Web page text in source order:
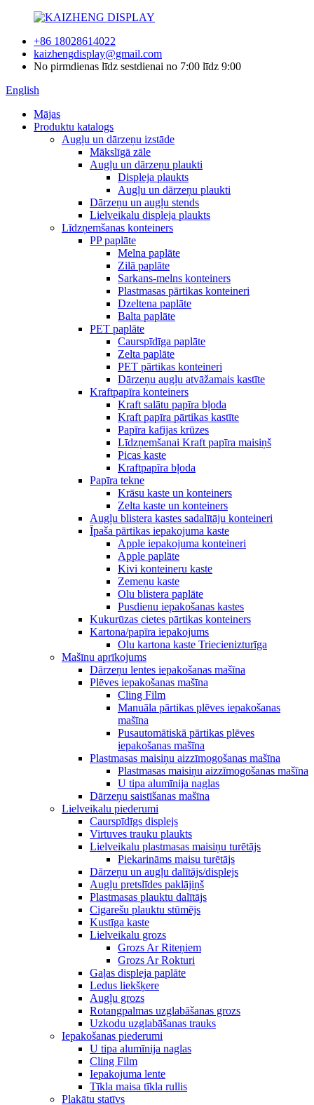
+86 18028614022
kaizhengdisplay@gmail.com
No pirmdienas līdz sestdienai no 7:00 līdz 9:00
English
Mājas
Produktu katalogs
Augļu un dārzeņu izstāde
Mākslīgā zāle
Augļu un dārzeņu plaukti
Displeja plaukts
Augļu un dārzeņu plaukti
Dārzeņu un augļu stends
Lielveikalu displeja plaukts
Līdzņemšanas konteiners
PP paplāte
Melna paplāte
Zilā paplāte
Sarkans-melns konteiners
Plastmasas pārtikas konteineri
Dzeltena paplāte
Balta paplāte
PET paplāte
Caurspīdīga paplāte
Zelta paplāte
PET pārtikas konteineri
Dārzeņu augļu atvāžamais kastīte
Kraftpapīra konteiners
Kraft salātu papīra bļoda
Kraft papīra pārtikas kastīte
Papīra kafijas krūzes
Līdzņemšanai Kraft papīra maisiņš
Picas kaste
Kraftpapīra bļoda
Papīra tekne
Krāsu kaste un konteiners
Zelta kaste un konteiners
Augļu blistera kastes sadalītāju konteineri
Īpaša pārtikas iepakojuma kaste
Apple iepakojuma konteineri
Apple paplāte
Kivi konteineru kaste
Zemeņu kaste
Olu blistera paplāte
Pusdienu iepakošanas kastes
Kukurūzas cietes pārtikas konteiners
Kartona/papīra iepakojums
Olu kartona kaste Triecienizturīga
Mašīnu aprīkojums
Dārzeņu lentes iepakošanas mašīna
Plēves iepakošanas mašīna
Cling Film
Manuāla pārtikas plēves iepakošanas
mašīna
Pusautomātiskā pārtikas plēves
iepakošanas mašīna
Plastmasas maisiņu aizzīmogošanas mašīna
Plastmasas maisiņu aizzīmogošanas mašīna
U tipa alumīnija naglas
Dārzeņu saistīšanas mašīna
Lielveikalu piederumi
Caurspīdīgs displejs
Virtuves trauku plaukts
Lielveikalu plastmasas maisiņu turētājs
Piekarināms maisu turētājs
Dārzeņu un augļu dalītājs/displejs
Augļu pretslīdes paklājiņš
Plastmasas plauktu dalītājs
Cigarešu plauktu stūmējs
Kustīga kaste
Lielveikalu grozs
Grozs Ar Riteņiem
Grozs Ar Rokturi
Gaļas displeja paplāte
Ledus liekšķere
Augļu grozs
Rotangpalmas uzglabāšanas grozs
Uzkodu uzglabāšanas trauks
Iepakošanas piederumi
U tipa alumīnija naglas
Cling Film
Iepakojuma lente
Tīkla maisa tīkla rullis
Plakātu statīvs